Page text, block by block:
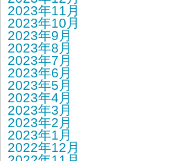
2023年11月
2023年10月
2023年9月
2023年8月
2023年7月
2023年6月
2023年5月
2023年4月
2023年3月
2023年2月
2023年1月
2022年12月